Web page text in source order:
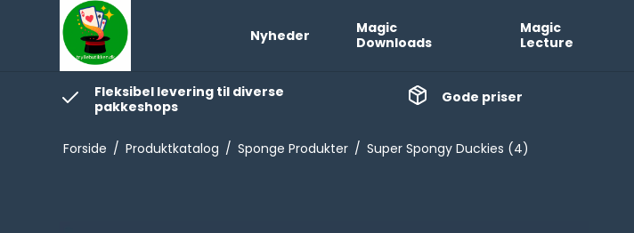
Nyheder
Magic
Downloads
Magic
Lecture
Fleksibel levering til diverse
pakkeshops
Gode priser
Forside / Produktkatalog / Sponge Produkter / Super Spongy Duckies (4)